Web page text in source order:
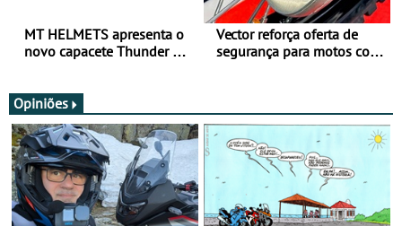
MT HELMETS apresenta o
novo capacete Thunder 4 R
Vector reforça oferta de
segurança para motos com
Opiniões